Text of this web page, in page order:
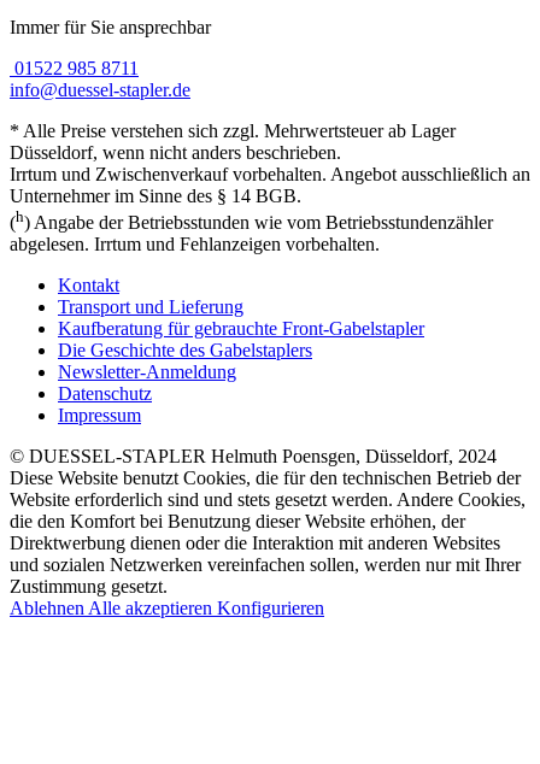
Immer für Sie ansprechbar
01522 985 8711
info@duessel-stapler.de
* Alle Preise verstehen sich zzgl. Mehrwertsteuer ab Lager
Düsseldorf, wenn nicht anders beschrieben.
Irrtum und Zwischenverkauf vorbehalten. Angebot ausschließlich an
Unternehmer im Sinne des § 14 BGB.
(h) Angabe der Betriebsstunden wie vom Betriebsstundenzähler
abgelesen. Irrtum und Fehlanzeigen vorbehalten.
Kontakt
Transport und Lieferung
Kaufberatung für gebrauchte Front-Gabelstapler
Die Geschichte des Gabelstaplers
Newsletter-Anmeldung
Datenschutz
Impressum
© DUESSEL-STAPLER Helmuth Poensgen, Düsseldorf, 2024
Diese Website benutzt Cookies, die für den technischen Betrieb der
Website erforderlich sind und stets gesetzt werden. Andere Cookies,
die den Komfort bei Benutzung dieser Website erhöhen, der
Direktwerbung dienen oder die Interaktion mit anderen Websites
und sozialen Netzwerken vereinfachen sollen, werden nur mit Ihrer
Zustimmung gesetzt.
AblehnenAlle akzeptieren Konfigurieren